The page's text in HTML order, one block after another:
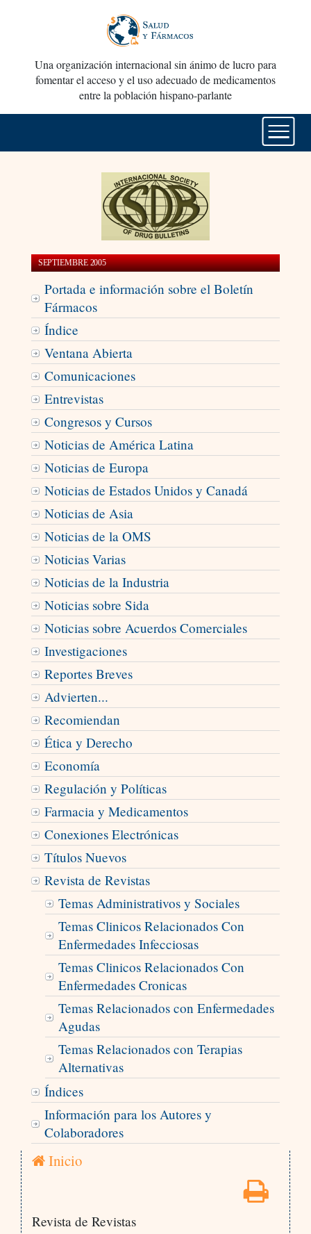
Una organización internacional sin ánimo de lucro para
fomentar el acceso y el uso adecuado de medicamentos
entre la población hispano-parlante
SEPTIEMBRE 2005
Portada e información sobre el Boletín
Fármacos
Índice
Ventana Abierta
Comunicaciones
Entrevistas
Congresos y Cursos
Noticias de América Latina
Noticias de Europa
Noticias de Estados Unidos y Canadá
Noticias de Asia
Noticias de la OMS
Noticias Varias
Noticias de la Industria
Noticias sobre Sida
Noticias sobre Acuerdos Comerciales
Investigaciones
Reportes Breves
Advierten...
Recomiendan
Ética y Derecho
Economí­a
Regulación y Políticas
Farmacia y Medicamentos
Conexiones Electrónicas
Títulos Nuevos
Revista de Revistas
Temas Administrativos y Sociales
Temas Clinicos Relacionados Con
Enfermedades Infecciosas
Temas Clinicos Relacionados Con
Enfermedades Cronicas
Temas Relacionados con Enfermedades
Agudas
Temas Relacionados con Terapias
Alternativas
Índices
Información para los Autores y
Colaboradores
Inicio
Revista de Revistas